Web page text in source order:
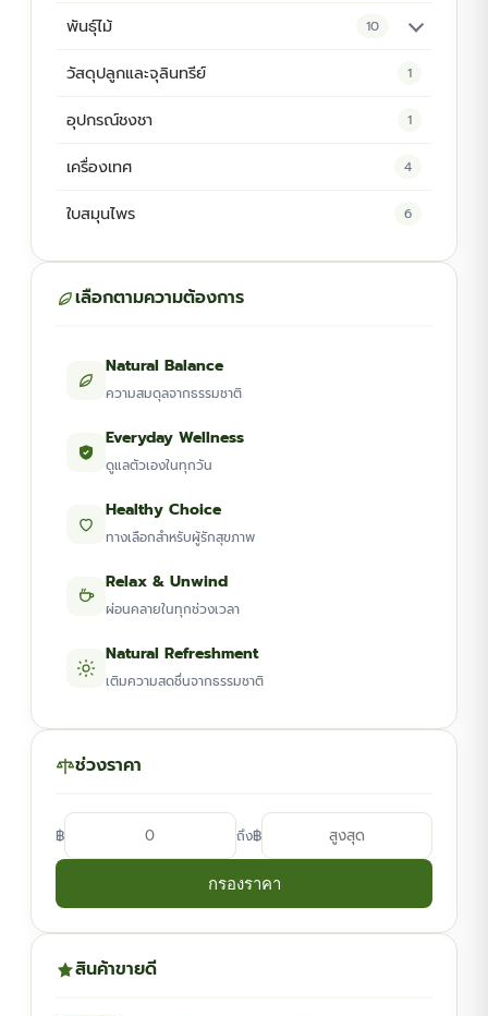
พันธุ์ไม้ 10
ต้นพันธุ์สมุนไพร 5
วัสดุปลูกและจุลินทรีย์ 1
อุปกรณ์ชงชา 1
เครื่องเทศ 4
ใบสมุนไพร 6
เลือกตามความต้องการ
Natural Balance
ความสมดุลจากธรรมชาติ
Everyday Wellness
ดูแลตัวเองในทุกวัน
Healthy Choice
ทางเลือกสำหรับผู้รักสุขภาพ
Relax & Unwind
ผ่อนคลายในทุกช่วงเวลา
Natural Refreshment
เติมความสดชื่นจากธรรมชาติ
ช่วงราคา
฿ ถึง฿
กรองราคา
สินค้าขายดี